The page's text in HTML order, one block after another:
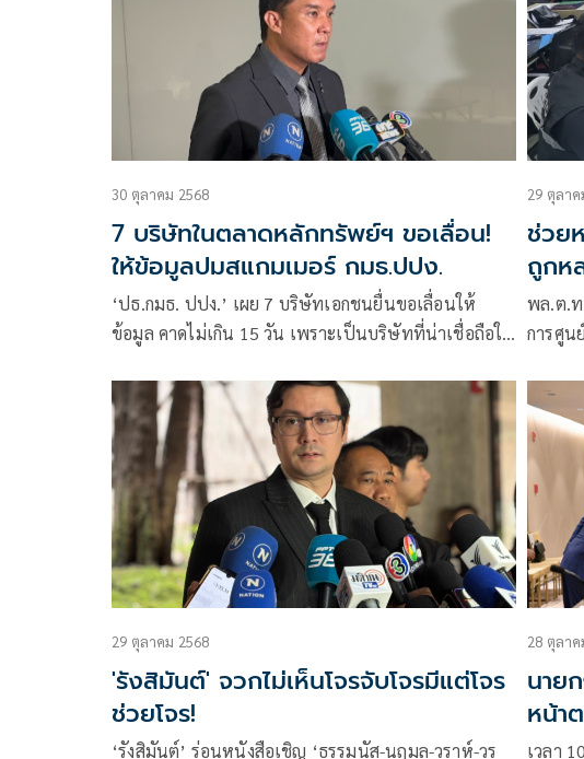
30 ตุลาคม 2568
7 บริษัทในตลาดหลักทรัพย์ฯ ขอเลื่อน!
ให้ข้อมูลปมสแกมเมอร์ กมธ.ปปง.
‘ปธ.กมธ. ปปง.’ เผย 7 บริษัทเอกชนยื่นขอเลื่อนให้
ข้อมูล คาดไม่เกิน 15 วัน เพราะเป็นบริษัทที่น่าเชื่อถือใน
ทางการเงินต่อ
29 ตุลา
ช่วย
ถูกห
เมีย
พล.ต.ท
การศูน
ผอ.ศ
ป้องกัน
ได้เปิ
หญิงชา
ที่ประ
ว่า
29 ตุลาคม 2568
'รังสิมันต์' จวกไม่เห็นโจรจับโจรมีแต่โจร
ช่วยโจร!
‘รังสิมันต์’ ร่อนหนังสือเชิญ ‘ธรรมนัส-นฤมล-วราห์-วร
28 ตุลา
นาย
หน้า
เพื่อ
เวลา